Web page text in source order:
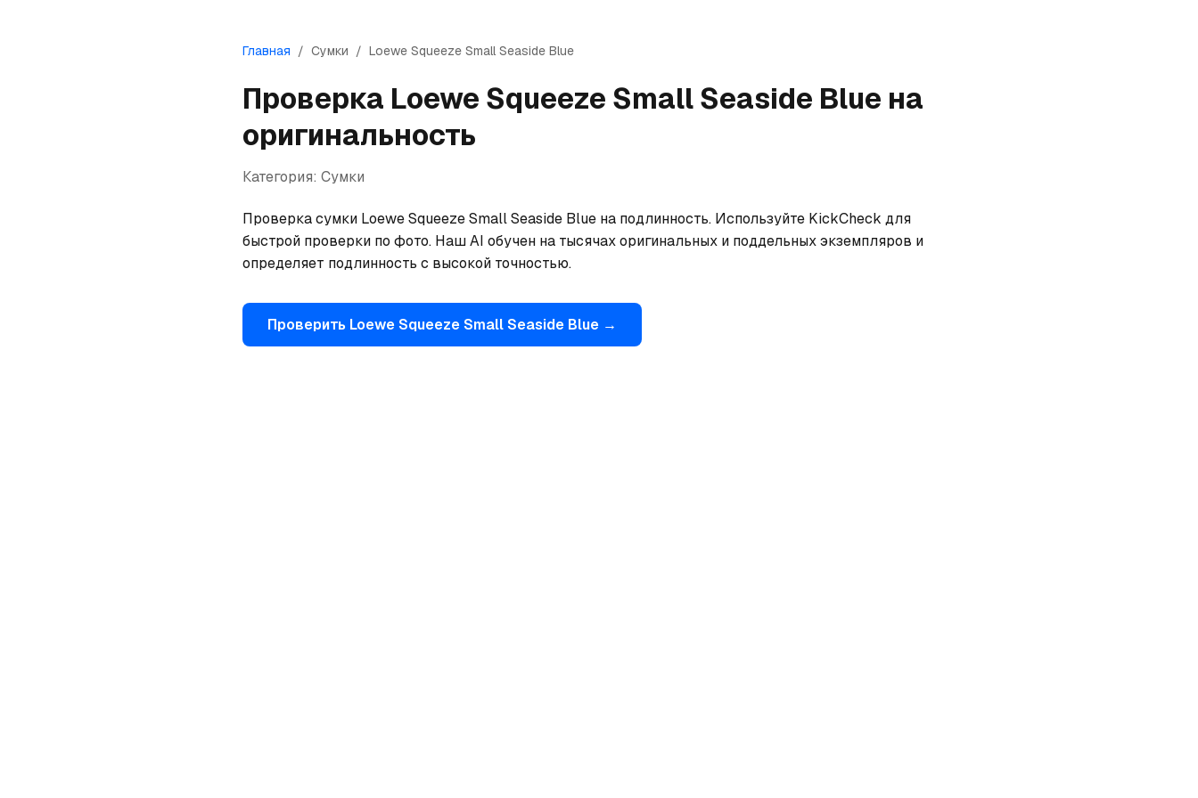
Главная / Сумки / Loewe Squeeze Small Seaside Blue
Проверка Loewe Squeeze Small Seaside Blue на
оригинальность
Категория: Сумки
Проверка сумки Loewe Squeeze Small Seaside Blue на подлинность. Используйте KickCheck для
быстрой проверки по фото. Наш AI обучен на тысячах оригинальных и поддельных экземпляров и
определяет подлинность с высокой точностью.
Проверить LoeweSqueeze Small Seaside Blue →